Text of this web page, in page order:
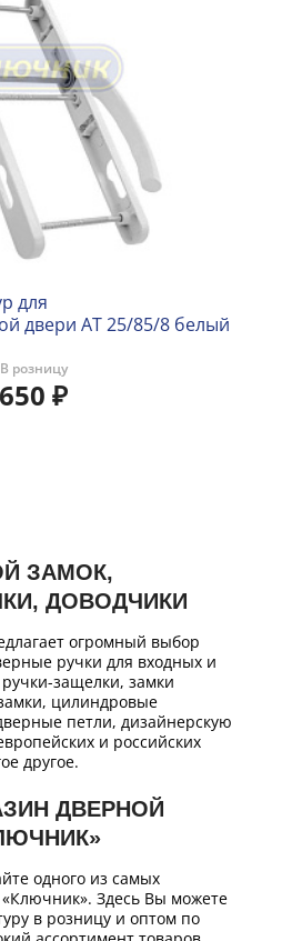
для
двери AT 25/85/8 белый
В розницу
650 ₽
ЗАМОК,
ДОВОДЧИКИ
огромный выбор
ручки для входных и
защелки, замки
цилиндровые
петли, дизайнерскую
и российских
другое.
ДВЕРНОЙ
одного из самых
Здесь Вы можете
в розницу и оптом по